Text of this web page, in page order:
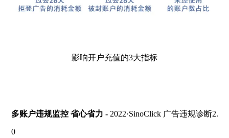
影响开户充值的3大指标
多账户违规监控 省心省力 - 2022·SinoClick 广告违规诊断2.
0